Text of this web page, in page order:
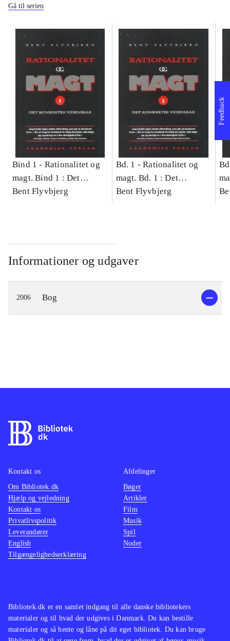
Gå til serien
Bind 1 - Rationalitet og
magt. Bind 1 : Det
konkretes videnskab
Bent Flyvbjerg
Bd. 1 -Rationalitet og
magt. Bd. 1 : Det
konkretes videnskab
Bent Flyvbjerg
Informationer og udgaver
2006 Bog
Feedback
Bibliotek.dk er en samlet indgang til alle danske bibliotekers
materialer og til hvad der udgives i Danmark. Du kan bestille
materialer og så hente og låne på dit eget bibliotek. Du kan bruge
Kontakt os
Om Bibliotek.dk
Hjælp og vejledning
Kontakt os
Privatlivspolitik
Leverandører
English
Tilgængelighedserklæring
Afdelinger
Bøger
Artikler
Film
Musik
Spil
Noder